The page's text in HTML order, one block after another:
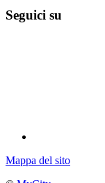
Seguici su
Mappa del sito